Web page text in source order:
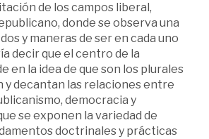
de los campos liberal,
donde se observa una
y maneras de ser en cada uno
decir que el centro de la
en la idea de que son los plurales
y decantan las relaciones entre
democracia y
se exponen la variedad de
doctrinales y prácticas